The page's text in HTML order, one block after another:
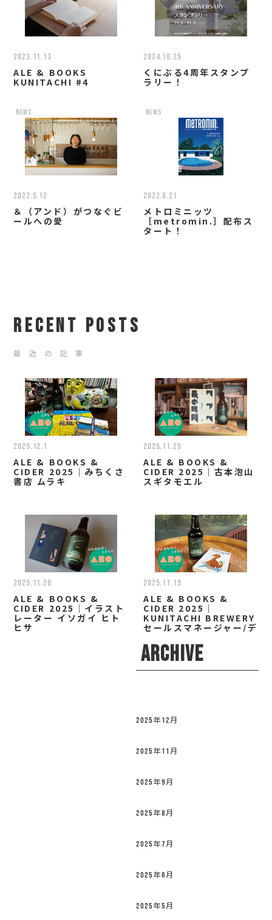
2023.11.13
ALE & BOOKS
KUNITACHI #4
2024.10.25
くにぶる4周年スタンプ
ラリー！
news
2022.5.12
＆（アンド）がつなぐビ
ールへの愛
news
2022.6.21
メトロミニッツ
［metromin.］配布ス
タート！
RECENT POSTS
最 近 の 記 事
2025.12.1
ALE & BOOKS &
CIDER 2025｜みちくさ
書店 ムラキ
2025.11.25
ALE & BOOKS &
CIDER 2025｜古本泡山
スギタモエル
2025.11.20
ALE & BOOKS &
CIDER 2025｜イラスト
レーター イソガイ ヒト
ヒサ
2025.11.19
ALE & BOOKS &
CIDER 2025｜
KUNITACHI BREWERY
セールスマネージャー/デ
ARCHIVE
2025年12月
2025年11月
2025年9月
2025年8月
2025年7月
2025年6月
2025年5月